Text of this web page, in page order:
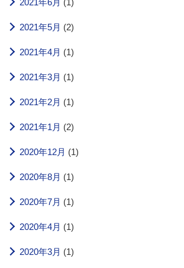
2021年6月 (1)
2021年5月 (2)
2021年4月 (1)
2021年3月 (1)
2021年2月 (1)
2021年1月 (2)
2020年12月 (1)
2020年8月 (1)
2020年7月 (1)
2020年4月 (1)
2020年3月 (1)